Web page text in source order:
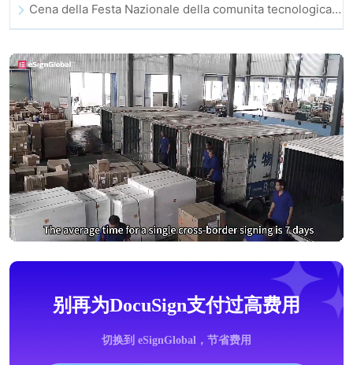
Cena della Festa Nazionale della comunita tecnologica e dell’innovazione di Hong Kong
别再为DocuSign支付过高费用
切换到 eSignGlobal，节省费用